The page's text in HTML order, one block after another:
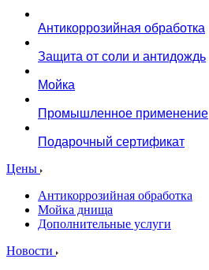
Антикоррозийная обработка
Защита от соли и антидождь
Мойка
Промышленное применение
Подарочный сертификат
Цены
Антикоррозийная обработка
Мойка днища
Дополнительные услуги
Новости